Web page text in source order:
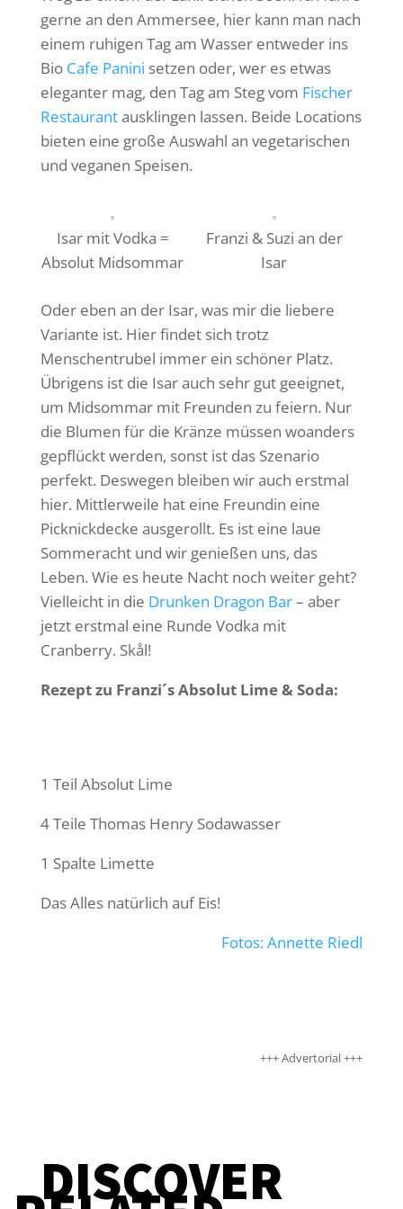
gerne an den Ammersee, hier kann man nach
einem ruhigen Tag am Wasser entweder ins
Bio Cafe Panini setzen oder, wer es etwas
eleganter mag, den Tag am Steg vom Fischer
Restaurantausklingen lassen. Beide Locations
bieten eine große Auswahl an vegetarischen
und veganen Speisen.
Isar mit Vodka =
Absolut Midsommar
Franzi & Suzi an der
Isar
Oder eben an der Isar, was mir die liebere
Variante ist. Hier findet sich trotz
Menschentrubel immer ein schöner Platz.
Übrigens ist die Isar auch sehr gut geeignet,
um Midsommar mit Freunden zu feiern. Nur
die Blumen für die Kränze müssen woanders
gepflückt werden, sonst ist das Szenario
perfekt. Deswegen bleiben wir auch erstmal
hier. Mittlerweile hat eine Freundin eine
Picknickdecke ausgerollt. Es ist eine laue
Sommeracht und wir genießen uns, das
Leben. Wie es heute Nacht noch weiter geht?
Vielleicht in die Drunken Dragon Bar– aber
jetzt erstmal eine Runde Vodka mit
Cranberry. Skål!
Rezept zu Franzi´s Absolut Lime & Soda:
1 Teil Absolut Lime
4 Teile Thomas Henry Sodawasser
1 Spalte Limette
Das Alles natürlich auf Eis!
Fotos: Annette Riedl
+++ Advertorial +++
DISCOVER